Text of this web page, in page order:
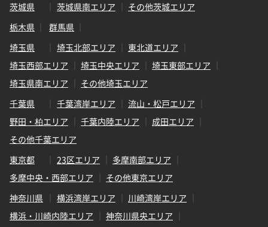
茨城県
茨城県南エリア
その他茨城エリア
栃木県
群馬県
埼玉県
埼玉北部エリア
東北道エリア
埼玉西部エリア
埼玉中央エリア
埼玉東部エリア
埼玉県南エリア
その他埼玉エリア
千葉県
千葉湾岸エリア
流山・松戸エリア
野田・柏エリア
千葉内陸エリア
成田エリア
その他千葉エリア
東京都
23区エリア
多摩南部エリア
多摩中央・西部エリア
その他東京エリア
神奈川県
横浜湾岸エリア
川崎湾岸エリア
横浜・川崎内陸エリア
神奈川県央エリア